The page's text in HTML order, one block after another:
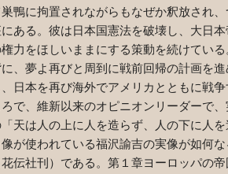
鴨に拘置されながらもなぜか釈放され
ある。彼は日本国憲法を破壊し、大日
力をほしいままにする策動を続けてい
、夢よ再びと周到に戦前回帰の計画を
、日本を再び海外でアメリカとともに戦
で、維新以来のオピニオンリーダーで
天は人の上に人を造らず、人の下に人
が使われている福沢諭吉の実像が如何
伝社刊）である。第１章ヨーロッパの